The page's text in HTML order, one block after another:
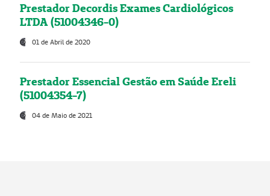
Prestador Decordis Exames Cardiológicos
LTDA (51004346-0)
01 de Abril de 2020
Prestador Essencial Gestão em Saúde Ereli
(51004354-7)
04 de Maio de 2021